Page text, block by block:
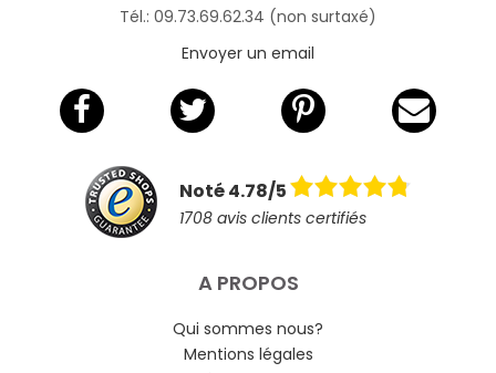
Tél.: 09.73.69.62.34 (non surtaxé)
Envoyer un email
Noté 4.78/5
1708 avis clients certifiés
A PROPOS
Qui sommes nous?
Mentions légales